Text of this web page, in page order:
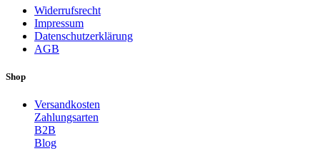
Widerrufsrecht
Impressum
Datenschutzerklärung
AGB
Shop
Versandkosten
Zahlungsarten
B2B
Blog